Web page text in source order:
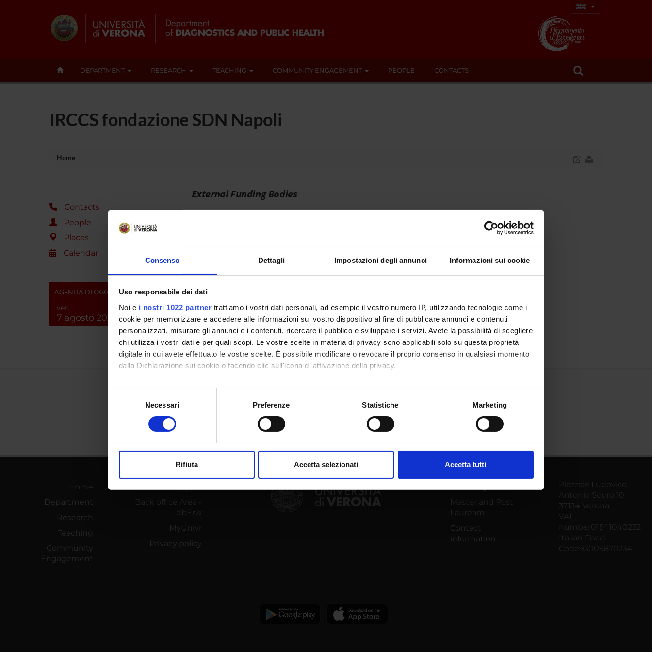
Consenso Dettagli Impostazioni degli annunci Informazioni sui cookie
Uso responsabile dei dati
Noi e i nostri 1022 partner trattiamo i vostri dati personali, ad esempio il vostro numero IP, utilizzando tecnologie come i
cookie per memorizzare e accedere alle informazioni sul vostro dispositivo al fine di pubblicare annunci e contenuti
personalizzati, misurare gli annunci e i contenuti, ricercare il pubblico e sviluppare i servizi. Avete la possibilità di scegliere
chi utilizza i vostri dati e per quali scopi. Le vostre scelte in materia di privacy sono applicabili solo su questa proprietà
digitale in cui avete effettuato le vostre scelte. È possibile modificare o revocare il proprio consenso in qualsiasi momento
dalla Dichiarazione sui cookie o facendo clic sull'icona di attivazione della privacy.
Con il tuo consenso, vorremmo anche:
raccogliere informazioni sulla tua posizione geografica, con un'approssimazione di qualche metro,
digitali).
modificare o ritirare il tuo consenso in qualsiasi momento dalla Dichiarazione sui cookie.
che hanno raccolto dal tuo utilizzo dei loro servizi.
Necessari Preferenze Statistiche Marketing
Rifiuta Accetta selezionati Accetta tutti
DEPARTMENT RESEARCH TEACHING COMMUNITY ENGAGEMENT PEOPLE CONTACTS
IRCCS fondazione SDN Napoli
Home
Contacts
People
Places
Calendar
AGENDA DI OGGI
ven
7 agosto 2026
External Funding Bodies
Home
Department
Research
Teaching
Community
Engagement
Back office Area -
dbErw
MyUnivr
Privacy policy
Master and Post
Lauream
Contact
information
Piazzale Ludovico
Antonio Scuro 10
37134 Verona
VAT
number01541040232
Italian Fiscal
Code93009870234